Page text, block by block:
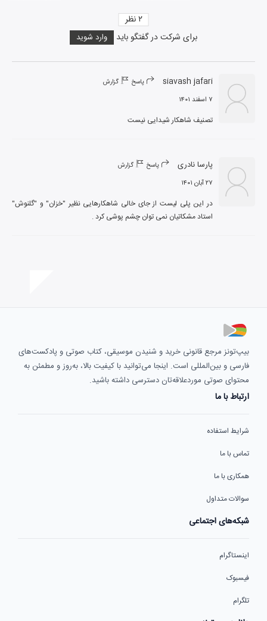
برای شرکت در گفتگو باید وارد شوید
۲نظر
siavash jafari پاسخ گزارش
۷ اسفند ۱۴۰۱
تصنیف شاهکار شیدایی نیست
پارسا نادری پاسخ گزارش
۲۷ آبان ۱۴۰۱
در این پلی لیست از جای خالی شاهکارهایی نظیر "خزان" و "گلنوش"
استاد مشکاتیان نمی توان چشم پوشی کرد .
بیپ‌تونز مرجع قانونی خرید و شنیدن موسیقی، کتاب صوتی و پادکست‌های
فارسی و بین‌المللی است. اینجا می‌توانید با کیفیت بالا، به‌روز و مطمئن به
محتوای صوتی موردعلاقه‌تان دسترسی داشته باشید.
ارتباط با ما
شرایط استفاده
تماس با ما
همکاری با ما
سوالات متداول
شبکه‌های اجتماعی
اینستاگرام
فیسبوک
تلگرام